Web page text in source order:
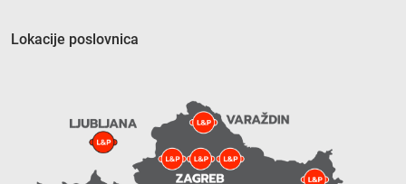
Lokacije poslovnica